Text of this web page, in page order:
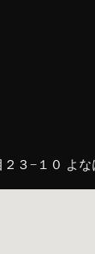
３−１０ よな